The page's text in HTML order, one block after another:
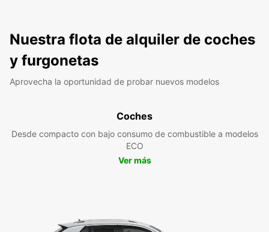
Nuestra flota de alquiler de coches
y furgonetas
Aprovecha la oportunidad de probar nuevos modelos
Coches
Desde compacto con bajo consumo de combustible a modelos
ECO
Ver más